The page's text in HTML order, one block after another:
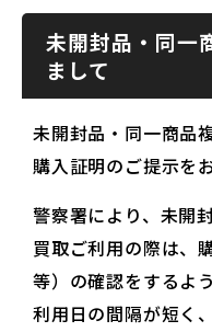
未開封品・同一
まして
未開封品・同一商品
購入証明のご提示を
警察署により、未開
買取ご利用の際は、
等）の確認をするよ
利用日の間隔が短く